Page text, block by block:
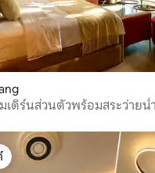
เดิร์นส่วนตัวพร้อมสระว่ายน้